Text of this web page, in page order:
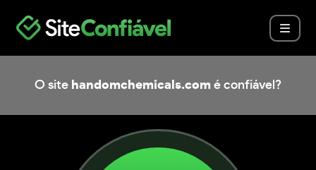
O site handomchemicals.com é confiável?